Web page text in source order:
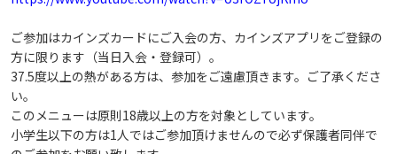
ご参加はカインズカードにご入会の方、カインズアプリをご登録の
方に限ります（当日入会・登録可）。
37.5度以上の熱がある方は、参加をご遠慮頂きます。ご了承くださ
い。
このメニューは原則18歳以上の方を対象としています。
小学生以下の方は1人ではご参加頂けませんので必ず保護者同伴で